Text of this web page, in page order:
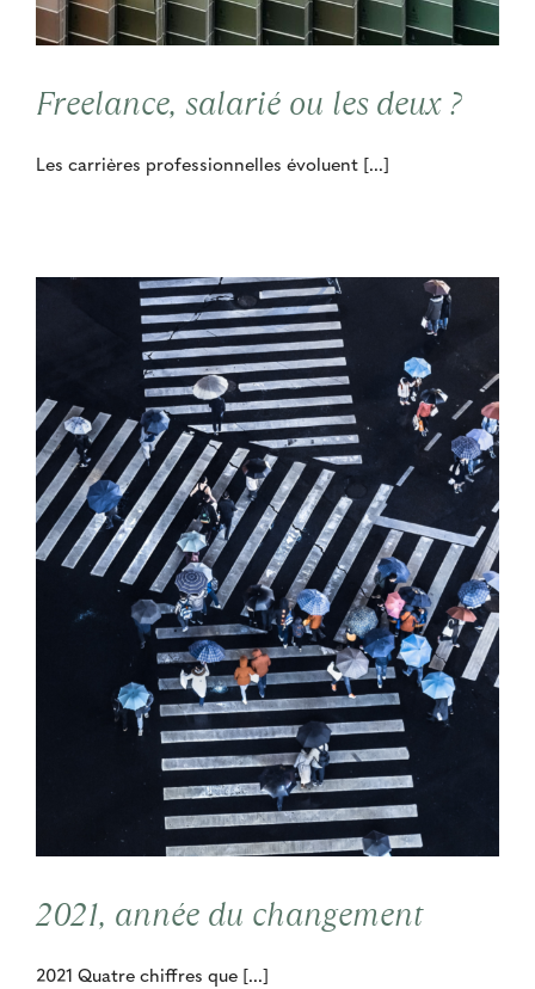
Contact
Cooptation
Freelance, salarié ou les deux ?
Les carrières professionnelles évoluent [...]
2021, année du changement
2021 Quatre chiffres que [...]